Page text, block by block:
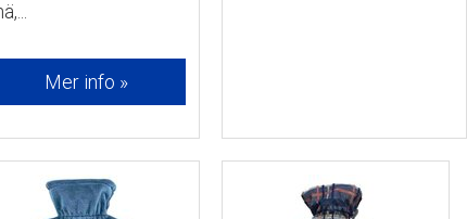
Mer info »